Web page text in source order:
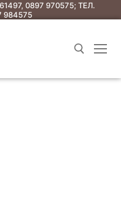
0897 970575; ТЕЛ.
984575